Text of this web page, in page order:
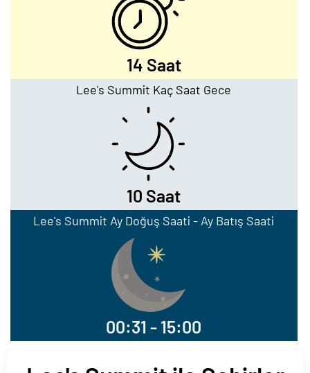
14 Saat
Lee's Summit Kaç Saat Gece
10 Saat
Lee's Summit Ay Doğuş Saati - Ay Batış Saati
00:31 - 15:00